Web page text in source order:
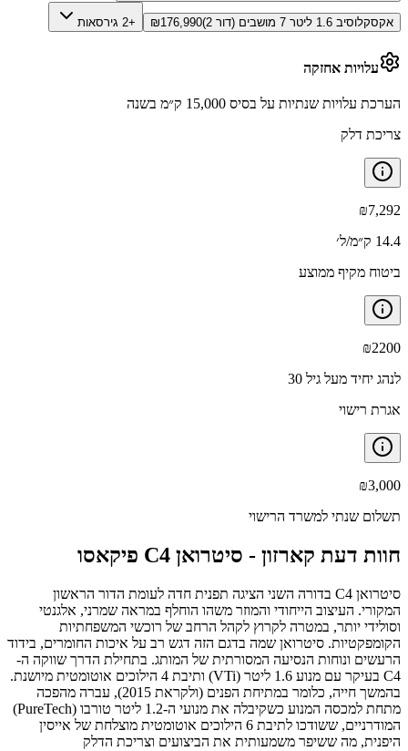
אקסקלוסיב 1.6 ליטר 7 מושבים (דור 2) ₪176,990 +2 גירסאות
עלויות אחזקה
הערכת עלויות שנתיות על בסיס 15,000 ק״מ בשנה
צריכת דלק
₪7,292
14.4 ק״מ/ל׳
ביטוח מקיף ממוצע
₪2200
לנהג יחיד מעל גיל 30
אגרת רישוי
₪3,000
תשלום שנתי למשרד הרישוי
חוות דעת קארזון - סיטרואן C4 פיקאסו
סיטרואן C4 בדורה השני הציגה תפנית חדה לעומת הדור הראשון
המקורי. העיצוב הייחודי והמוזר משהו הוחלף במראה שמרני, אלגנטי
וסולידי יותר, במטרה לקרוץ לקהל הרחב של רוכשי המשפחתיות
הקומפקטיות. סיטרואן שמה בדגם הזה דגש רב על איכות החומרים, בידוד
הרעשים ונוחות הנסיעה המסורתית של המותג. בתחילת הדרך שווקה ה-
C4 בעיקר עם מנוע 1.6 ליטר (VTi) ותיבת 4 הילוכים אוטומטית מיושנת.
בהמשך חייה, כלומר במתיחת הפנים (ולקראת 2015), עברה מהפכה
מתחת למכסה המנוע כשקיבלה את מנועי ה-1.2 ליטר טורבו (PureTech)
המודרניים, ששודכו לתיבת 6 הילוכים אוטומטית מוצלחת של אייסין
היפנית, מה ששיפר משמעותית את הביצועים וצריכת הדלק